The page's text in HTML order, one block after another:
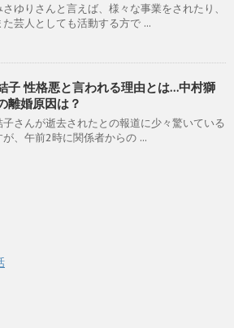
ゆりさんと言えば、様々な事業をされたり、
た芸人としても活動する方で ...
子 性格悪と言われる理由とは…中村獅
離婚原因は？
子さんが逝去されたとの報道に少々驚いている
が、午前2時に関係者からの ...